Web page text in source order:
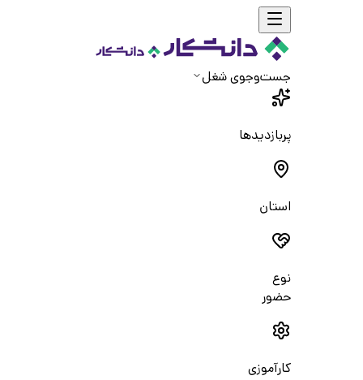
جست‌و‌جوی شغل
پربازدیدها
استان
نوع
حضور
کارآموزی